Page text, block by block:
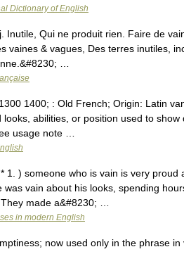
Dictionary of English
Inutile, Qui ne produit rien. Faire de
vaines & vagues, Des terres inutiles,
…
1400; : Old French; Origin: Latin
abilities, or position used to
usage note …
1. ) someone who is vain is very proud
was vain about his looks, spending
made a&#8230; …
in modern English
now used only in the phrase